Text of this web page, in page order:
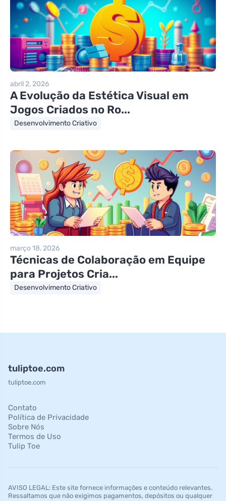
abril 2, 2026
A Evolução da Estética Visual em
Jogos Criados no Ro...
Desenvolvimento Criativo
março 18, 2026
Técnicas de Colaboração em Equipe
para Projetos Cria...
Desenvolvimento Criativo
tuliptoe.com
tuliptoe.com
Contato
Política de Privacidade
Sobre Nós
Termos de Uso
Tulip Toe
AVISO LEGAL: Este site fornece informações e conteúdo relevantes.
Ressaltamos que não exigimos pagamentos, depósitos ou qualquer